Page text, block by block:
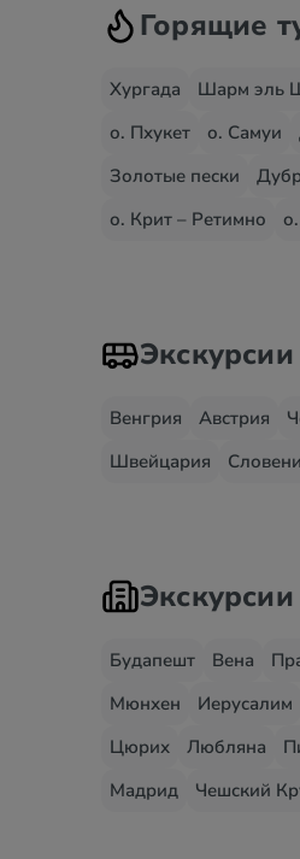
Горящие
Хургада Шарм эль
о. Пхукет
о. Самуи
Золотые пески
о. Крит – Ретимно
Венгрия Австрия
Швейцария
Будапешт Вена
Мюнхен
Иерусалим
Цюрих
Любляна
Мадрид
Чешский